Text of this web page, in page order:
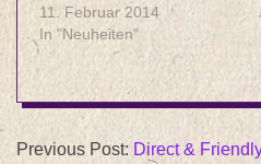
11. Februar 2014
In "Neuheiten"
01-
Previous Post: Direct &